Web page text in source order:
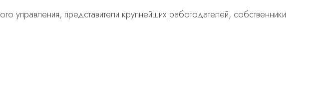
управления, представители крупнейших работодателей, собственники